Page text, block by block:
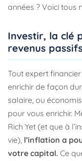
années ? Voici tous
Investir, la clé
revenus passifs
Tout expert
enrichir de façon
salaire, ou
pour vous enrichir.
Rich Yet (et que à
vie), l’inflation a
votre capital. Ce